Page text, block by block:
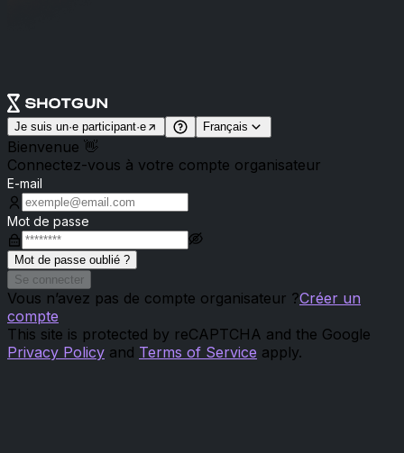
Je suis un·e participant·e Français
Bienvenue 👋
Connectez-vous à votre compte organisateur
E-mail
Mot de passe
Mot de passe oublié ?
Se connecter
Vous n’avez pas de compte organisateur ?Créer un
compte
This site is protected by reCAPTCHA and the Google
Privacy Policy and Terms of Service apply.